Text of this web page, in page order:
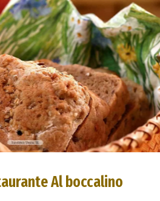
Al boccalino